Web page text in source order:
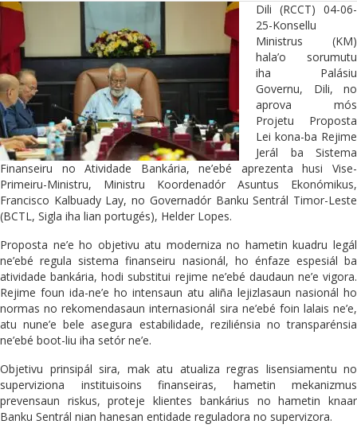
Dili (RCCT) 04-06-
25-Konsellu
Ministrus (KM)
hala’o sorumutu
iha Palásiu
Governu, Dili, no
aprova mós
Projetu Proposta
Lei kona-ba Rejime
Jerál ba Sistema
Finanseiru no Atividade Bankária, ne’ebé aprezenta husi Vise-
Primeiru-Ministru, Ministru Koordenadór Asuntus Ekonómikus,
Francisco Kalbuady Lay, no Governadór Banku Sentrál Timor-Leste
(BCTL, Sigla iha lian portugés), Helder Lopes.
Proposta ne’e ho objetivu atu moderniza no hametin kuadru legál
ne’ebé regula sistema finanseiru nasionál, ho énfaze espesiál ba
atividade bankária, hodi substitui rejime ne’ebé daudaun ne’e vigora.
Rejime foun ida-ne’e ho intensaun atu aliña lejizlasaun nasionál ho
normas no rekomendasaun internasionál sira ne’ebé foin lalais ne’e,
atu nune’e bele asegura estabilidade, reziliénsia no transparénsia
ne’ebé boot-liu iha setór ne’e.
Objetivu prinsipál sira, mak atu atualiza regras lisensiamentu no
superviziona instituisoins finanseiras, hametin mekanizmus
prevensaun riskus, proteje klientes bankárius no hametin knaar
Banku Sentrál nian hanesan entidade reguladora no supervizora.